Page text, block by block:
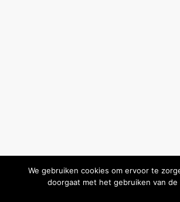
We gebruiken cookies om ervoor te
doorgaat met het gebruiken van